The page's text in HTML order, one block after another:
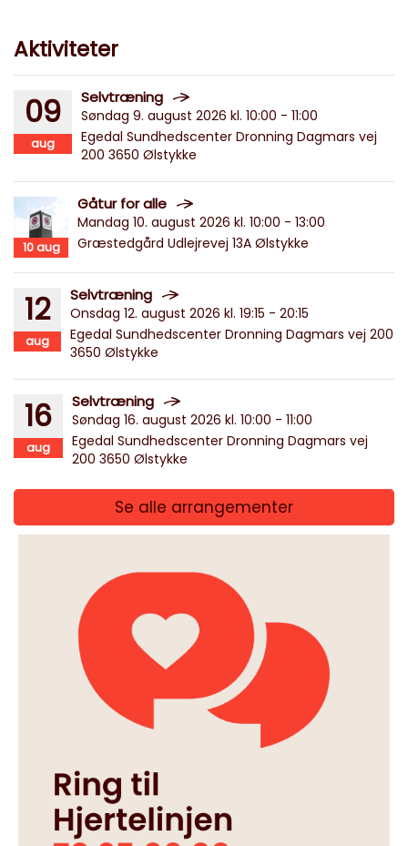
Aktiviteter
09
aug
Selvtræning
Søndag 9. august 2026 kl. 10:00 - 11:00
Egedal Sundhedscenter Dronning Dagmars vej
200 3650 Ølstykke
10aug
Gåtur for alle
Mandag 10. august 2026 kl. 10:00 - 13:00
Græstedgård Udlejrevej 13A Ølstykke
12
aug
Selvtræning
Onsdag 12. august 2026 kl. 19:15 - 20:15
Egedal Sundhedscenter Dronning Dagmars vej 200
3650 Ølstykke
16
aug
Selvtræning
Søndag 16. august 2026 kl. 10:00 - 11:00
Egedal Sundhedscenter Dronning Dagmars vej
200 3650 Ølstykke
Se alle arrangementer